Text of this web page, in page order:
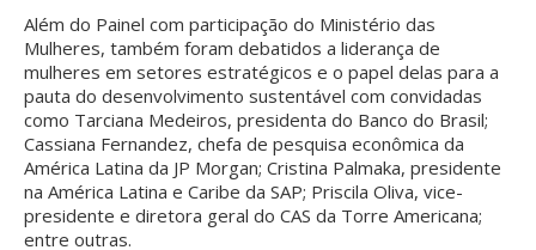
Além do Painel com participação do Ministério das
Mulheres, também foram debatidos a liderança de
mulheres em setores estratégicos e o papel delas para a
pauta do desenvolvimento sustentável com convidadas
como Tarciana Medeiros, presidenta do Banco do Brasil;
Cassiana Fernandez, chefa de pesquisa econômica da
América Latina da JP Morgan; Cristina Palmaka, presidente
na América Latina e Caribe da SAP; Priscila Oliva, vice-
presidente e diretora geral do CAS da Torre Americana;
entre outras.